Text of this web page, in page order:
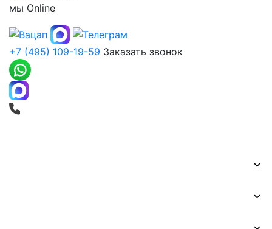
мы Online
+7 (495) 109-19-59 Заказать звонок